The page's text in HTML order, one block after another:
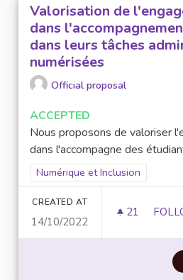
Valorisation de
dans
dans leurs tâches
numérisées
Official proposal
ACCEPTED
Nous proposons de valoriser
dans l'accompagne des
Filter results for scope:
Numérique et Inclusion
CREATED AT
14/10/2022
21 21